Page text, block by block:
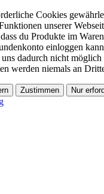
Cookies
unserer
du Produkte im
einloggen
dadurch nicht möglich
werden niemals an
Zustimmen Nur